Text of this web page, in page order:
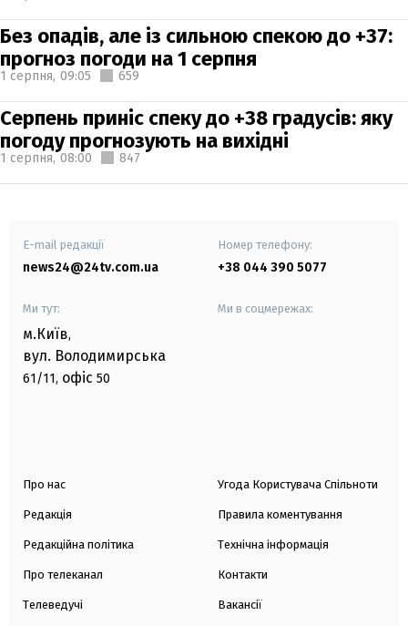
Без опадів, але із сильною спекою до +37:
прогноз погоди на 1 серпня
1 серпня, 09:05 659
Серпень приніс спеку до +38 градусів: яку
погоду прогнозують на вихідні
1 серпня, 08:00 847
E-mail редакції
news24@24tv.com.ua
Номер телефону:
+38 044 390 5077
Ми тут:
м.Київ,
вул. Володимирська
61/11, офіс 50
Ми в соцмережах:
Про нас
Редакція
Редакційна політика
Про телеканал
Телеведучі
Угода Користувача Спільноти
Правила коментування
Технічна інформація
Контакти
Вакансії